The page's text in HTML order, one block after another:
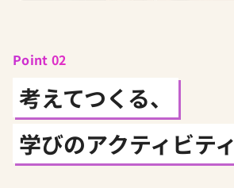
Point 02
考えてつくる、
学びのアクティビティ